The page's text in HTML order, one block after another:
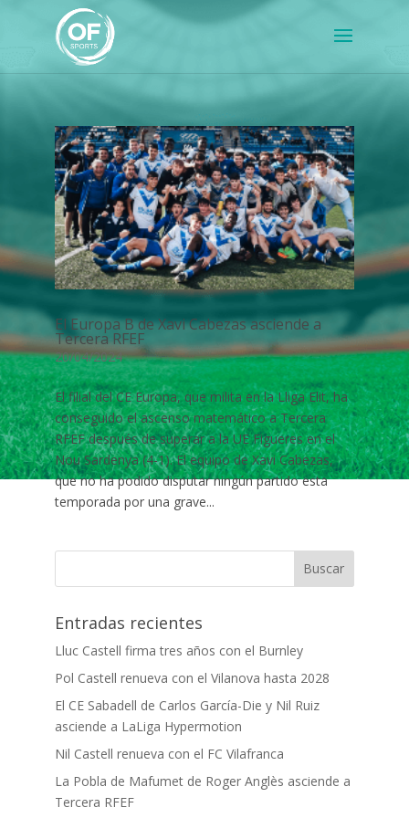
El Europa B de Xavi Cabezas asciende a
Tercera RFEF
20/04/2024
El filial del CE Europa, que milita en la Lliga Elit, ha
conseguido el ascenso matemático a Tercera
RFEF después de superar a la UE Figueres en el
Nou Sardenya (4-1). El equipo de Xavi Cabezas,
que no ha podido disputar ningún partido esta
temporada por una grave...
Entradas recientes
Lluc Castell firma tres años con el Burnley
Pol Castell renueva con el Vilanova hasta 2028
El CE Sabadell de Carlos García-Die y Nil Ruiz
asciende a LaLiga Hypermotion
Nil Castell renueva con el FC Vilafranca
La Pobla de Mafumet de Roger Anglès asciende a
Tercera RFEF